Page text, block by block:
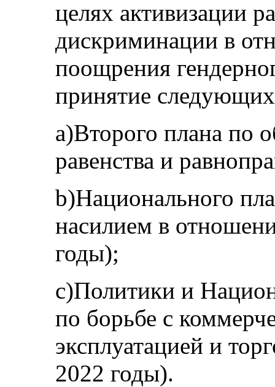
целях активизации
дискриминации в
поощрения
принятие
a)Второго плана по
равенства и
b)Национального
насилием в
годы);
c)Политики и
по борьбе с
эксплуатацией и
2022 годы).